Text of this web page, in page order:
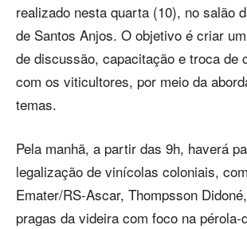
realizado nesta quarta (10), no salão
de Santos Anjos. O objetivo é criar
de discussão, capacitação e troca de
com os viticultores, por meio da
temas.
Pela manhã, a partir das 9h, haverá
legalização de vinícolas coloniais,
Emater/RS-Ascar, Thompsson
pragas da videira com foco na